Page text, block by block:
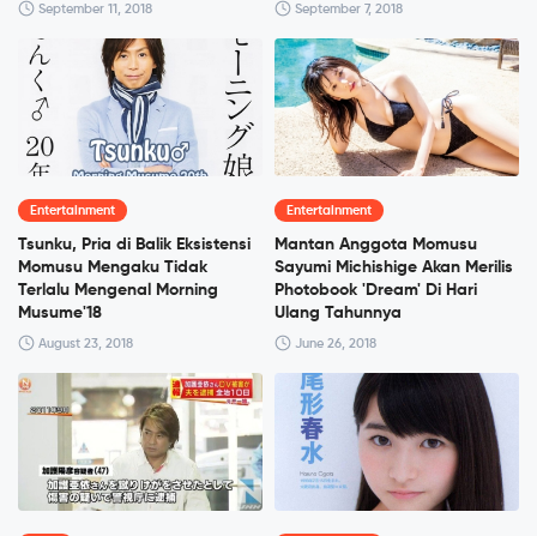
September 11, 2018 September 7, 2018
Entertainment
Tsunku, Pria di Balik Eksistensi
Momusu Mengaku Tidak
Terlalu Mengenal Morning
Musume'18
August 23, 2018
Entertainment
Mantan Anggota Momusu
Sayumi Michishige Akan Merilis
Photobook 'Dream' Di Hari
Ulang Tahunnya
June 26, 2018